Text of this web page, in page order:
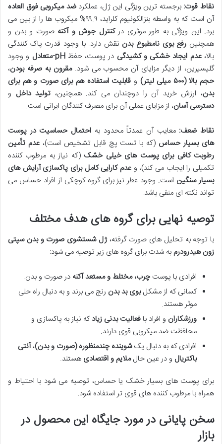
نقاط قوت: برجسته ترین ویژگی این ژل، عملکردضد میکروبی فوق العاده
آن است که به واسطه بنزالکونیوم کلراید، ۹۹.۹% میکروب ها را از بین می
برد. این ویژگی به طور موثری درکنترل جوش و آکنه صورت و بدن و
همچنین رفع بوی نامطبوع بدن نقش دارد. با وجود قدرت پاک کنندگی
بالا،عدم ایجاد خشکی و کشیدگی در پوست، حفظpH-متعادل
و وجود
گلیسیرین، از دیگر مزایای آن محسوب می شود.مقرون به صرفه بودن،
حجم بالا (۵۰۰ میلی لیتر)
و قابلیت استفاده هم برای صورت و هم برای
بدن، ارزش خرید آن را دوچندان می کند. همچنین، تولید داخل و
دسترسی آسان، از مزایای عملی آن برای مصرف کنندگان ایرانی است.
نقاط ضعف: معایب آن عمدتاً محدود به احتمال حساسیت در پوست
های بسیار حساس (که با تست پچ قابل تشخیص است)،عدم تأمین
رطوبت کافی برای پوست های خیلی خشک (که نیاز به مرطوب کننده
تکمیلی را ایجاب می کند)، و عدم کارایی کامل برای پاکسازی آرایش های
بسیار سنگین است. وجود عطر نیز برای گروه کوچکی از افراد حساس می
تواند نکته ای منفی باشد.
توصیه نهایی برای گروه های هدف مختلف
با توجه به تحلیل های صورت گرفته،ژل شستشوی صورت و بدن سپتی
زون هیدرودرم به شدت برای گروه های زیر توصیه می شود:
افرادی با پوستچرب، مختلط و مستعد آکنه در صورت و بدن.
کسانی که از مشکلبوی بد بدن رنج می برند و به دنبال راه حلی
موثر هستند.
ورزشکاران و افراد بافعالیت بدنی زیادکه نیاز به پاکسازی و
محافظت ضد میکروبی قوی دارند.
افرادی که به دنبال یکشوینده چندمنظوره (صورت و بدن)،آنتی
باکتریال و در عین حالملایم و اقتصادی هستند.
برای پوست های بسیار خشک یا حساس، توصیه می شود با احتیاط و
همراه با مرطوب کننده های قوی تر استفاده شود.
سخن پایانی در مورد جایگاه این محصول در
بازار